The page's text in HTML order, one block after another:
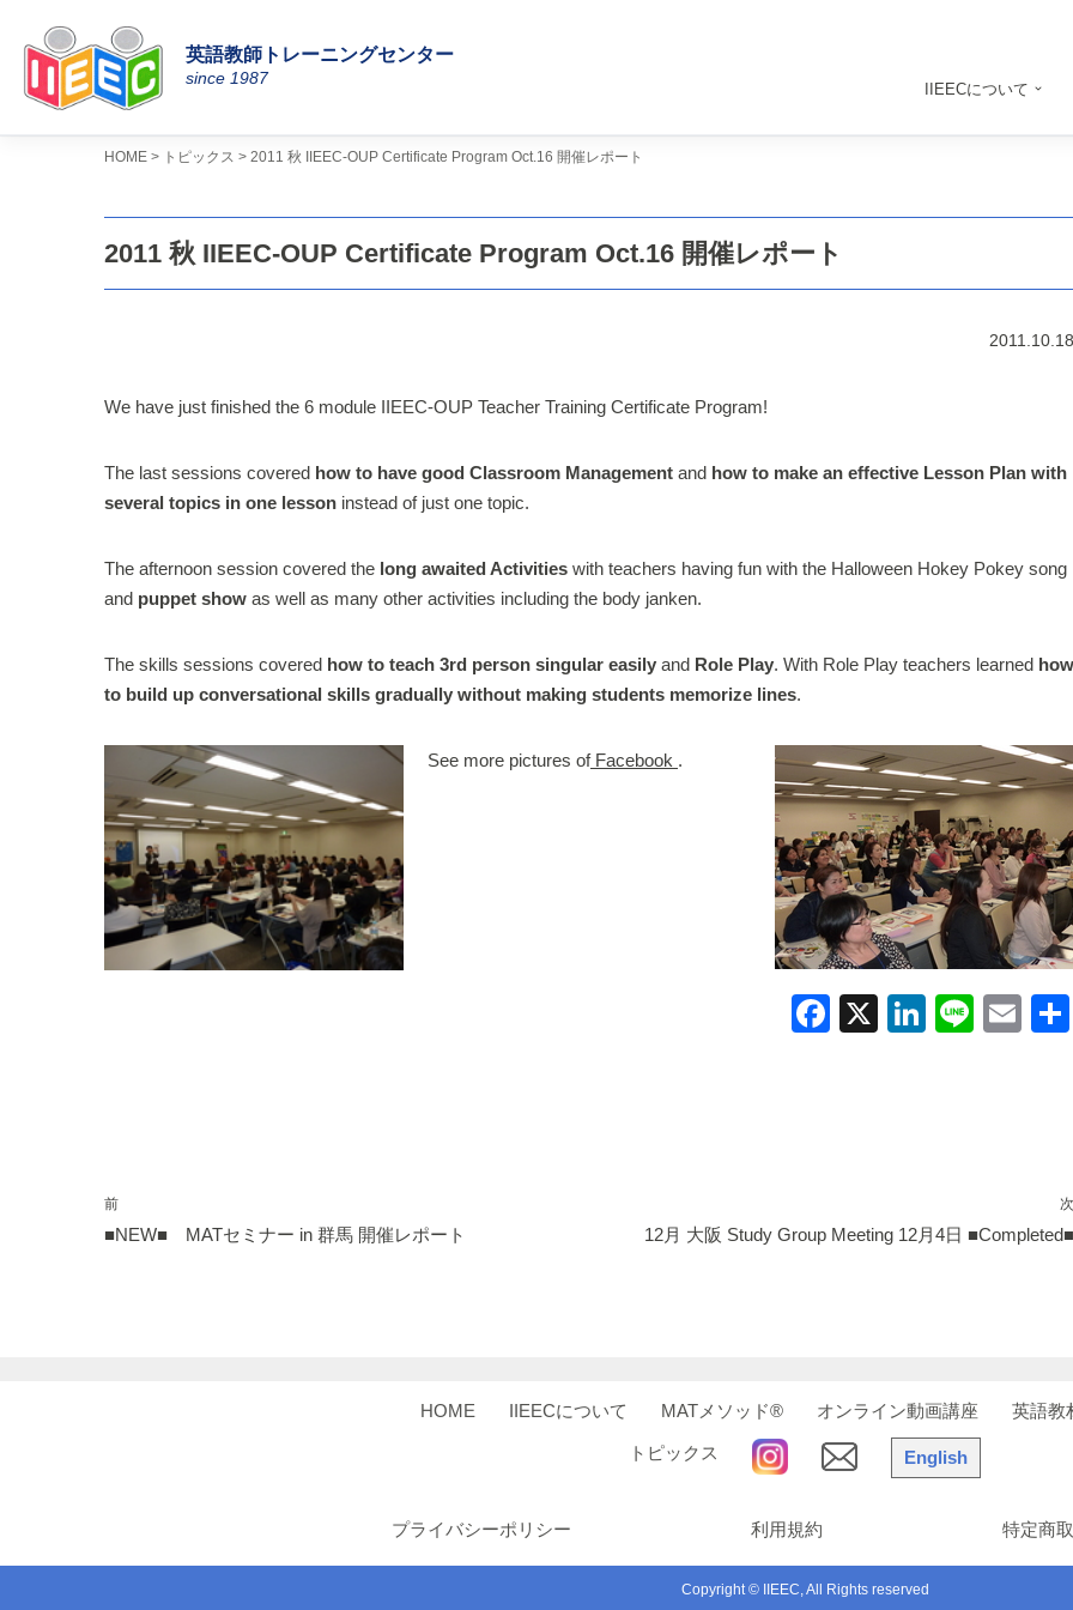
コ
ン
英語教師トレーニングセンター
since 1987
IIEECについて
HOME > トピックス > 2011 秋 IIEEC-OUP Certificate Program Oct.16 開催レポート
2011 秋 IIEEC-OUP Certificate Program Oct.16 開催レポート
2011.10.18
We have just finished the 6 module IIEEC-OUP Teacher Training Certificate Program!
The last sessions covered how to have good Classroom Management and how to make an effective Lesson Plan with
several topics in one lesson instead of just one topic.
The afternoon session covered the long awaited Activities with teachers having fun with the Halloween Hokey Pokey song
and puppet show as well as many other activities including the body janken.
The skills sessions covered how to teach 3rd person singular easily and Role Play. With Role Play teachers learned how
to build up conversational skills gradually without making students memorize lines.
See more pictures ofFacebook .
F
o
X Li Li
E
前
■NEW■ MATセミナー in 群馬 開催レポート
次
12月 大阪 Study Group Meeting 12月4日 ■Completed■
HOME IIEECについて MATメソッド® オンライン動画講座 英語教
トピックス English
プライバシーポリシー 利用規約 特定商
Copyright © IIEEC, All Rights reserved